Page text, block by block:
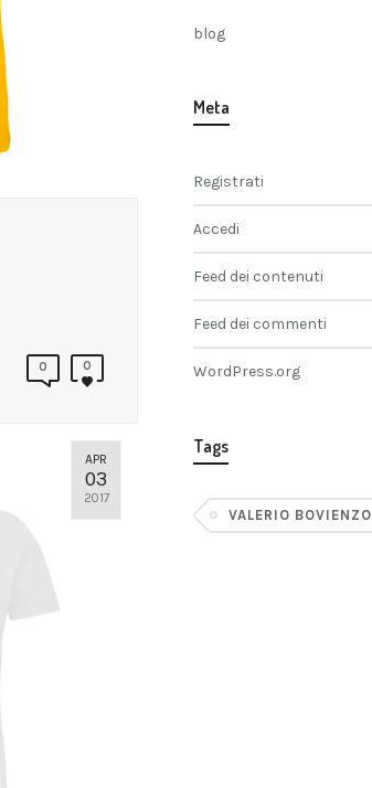
0 0
APR
03
2017
blog
Meta
Registrati
Accedi
Feed dei contenuti
Feed dei commenti
WordPress.org
Tags
VALERIO BOVIENZO